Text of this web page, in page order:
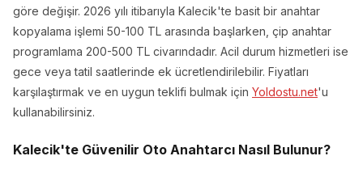
göre değişir. 2026 yılı itibarıyla Kalecik'te basit bir anahtar
kopyalama işlemi 50-100 TL arasında başlarken, çip anahtar
programlama 200-500 TL civarındadır. Acil durum hizmetleri ise
gece veya tatil saatlerinde ek ücretlendirilebilir. Fiyatları
karşılaştırmak ve en uygun teklifi bulmak için Yoldostu.net'u
kullanabilirsiniz.
Kalecik'te Güvenilir Oto Anahtarcı Nasıl Bulunur?